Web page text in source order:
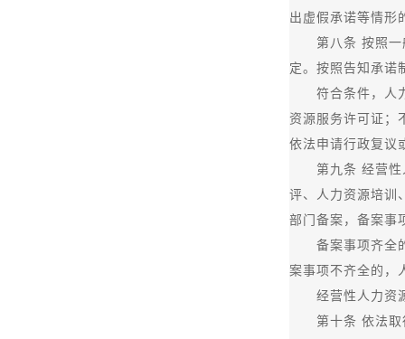
出虚假承诺等情形
第八条 按照一般
定。按照告知承诺
符合条件，人力
资源服务许可证；
依法申请行政复议
第九条 经营性人
评、人力资源培训
部门备案，备案事
备案事项齐全的
案事项不齐全的，
经营性人力资源
第十条 依法取得